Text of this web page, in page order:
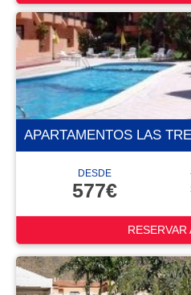
DESDE
577€
RESERVAR